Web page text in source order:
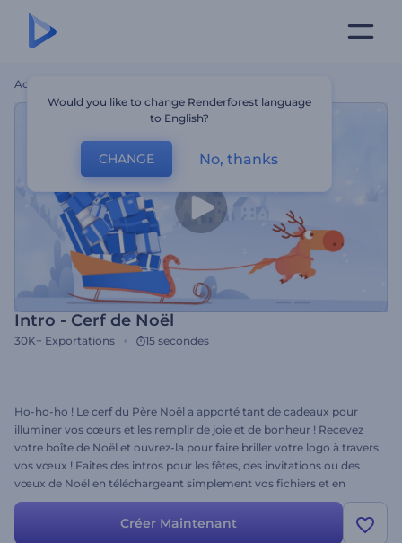
Accueil
Intro - Cerf de Noël
30K+ Exportations 15 secondes
Ho-ho-ho ! Le cerf du Père Noël a apporté tant de cadeaux pour
illuminer vos cœurs et les remplir de joie et de bonheur ! Recevez
votre boîte de Noël et ouvrez-la pour faire briller votre logo à travers
vos vœux ! Faites des intros pour les fêtes, des invitations ou des
vœux de Noël en téléchargeant simplement vos fichiers et en
ajoutant votre texte. Essayez dès maintenant et surprenez vos
amis, vos parents et vos proches ! Joyeuses fêtes !
Créer Maintenant
Would you like to change Renderforest language
to English?
CHANGE No, thanks